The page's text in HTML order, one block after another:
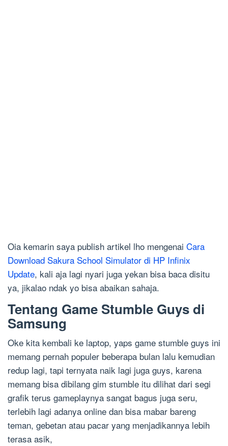
Oia kemarin saya publish artikel lho mengenai Cara
Download Sakura School Simulator di HP Infinix
Update, kali aja lagi nyari juga yekan bisa baca disitu
ya, jikalao ndak yo bisa abaikan sahaja.
Tentang Game Stumble Guys di
Samsung
Oke kita kembali ke laptop, yaps game stumble guys ini
memang pernah populer beberapa bulan lalu kemudian
redup lagi, tapi ternyata naik lagi juga guys, karena
memang bisa dibilang gim stumble itu dilihat dari segi
grafik terus gameplaynya sangat bagus juga seru,
terlebih lagi adanya online dan bisa mabar bareng
teman, gebetan atau pacar yang menjadikannya lebih
terasa asik,